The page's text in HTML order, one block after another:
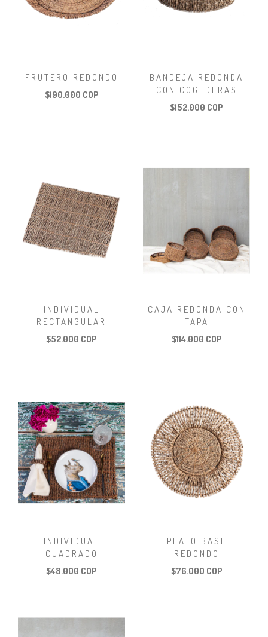
FRUTERO REDONDO
$190.000 COP
BANDEJA REDONDA
CON COGEDERAS
$152.000 COP
INDIVIDUAL
RECTANGULAR
$52.000 COP
CAJA REDONDA CON
TAPA
$114.000 COP
INDIVIDUAL
CUADRADO
$48.000 COP
PLATO BASE
REDONDO
$76.000 COP